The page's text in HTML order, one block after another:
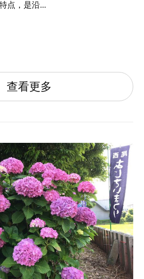
点，是沿...
查看更多